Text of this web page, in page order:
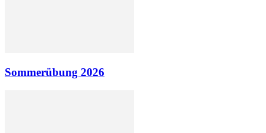
Sommerübung 2026